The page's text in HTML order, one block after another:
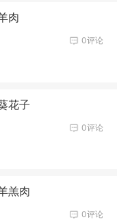
肉
0评论
花子
0评论
羔肉
0评论